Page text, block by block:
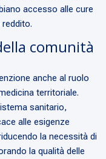
accesso alle cure
comunità
anche al ruolo
territoriale.
sanitario,
alle esigenze
la necessità di
la qualità delle